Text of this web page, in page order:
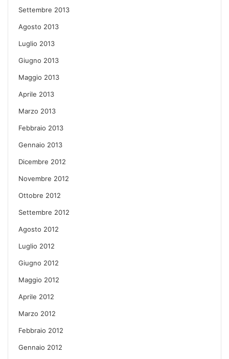
Settembre 2013
Agosto 2013
Luglio 2013
Giugno 2013
Maggio 2013
Aprile 2013
Marzo 2013
Febbraio 2013
Gennaio 2013
Dicembre 2012
Novembre 2012
Ottobre 2012
Settembre 2012
Agosto 2012
Luglio 2012
Giugno 2012
Maggio 2012
Aprile 2012
Marzo 2012
Febbraio 2012
Gennaio 2012